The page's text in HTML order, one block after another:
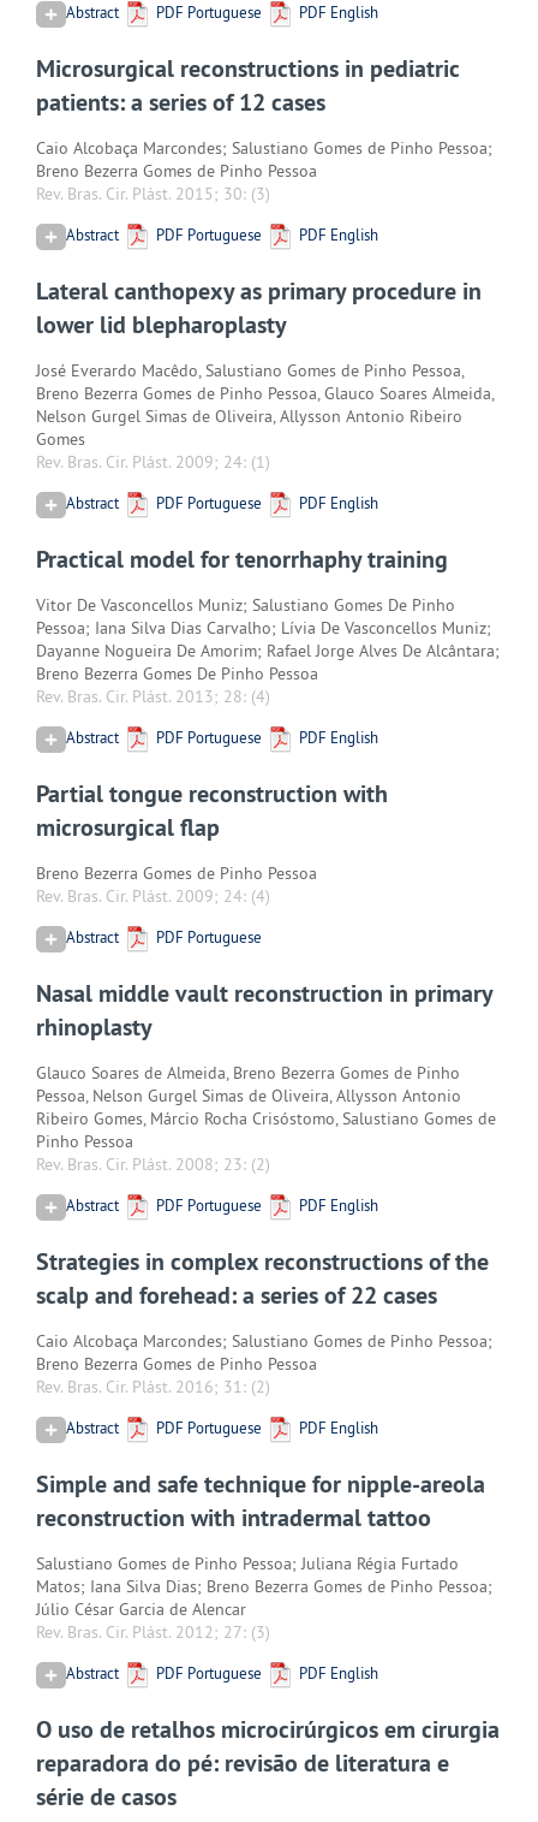
Abstract PDF Portuguese PDF English
Microsurgical reconstructions in pediatric
patients: a series of 12 cases
Caio Alcobaça Marcondes; Salustiano Gomes de Pinho Pessoa;
Breno Bezerra Gomes de Pinho Pessoa
Rev. Bras. Cir. Plást. 2015; 30: (3)
Abstract PDF Portuguese PDF English
Lateral canthopexy as primary procedure in
lower lid blepharoplasty
José Everardo Macêdo, Salustiano Gomes de Pinho Pessoa,
Breno Bezerra Gomes de Pinho Pessoa, Glauco Soares Almeida,
Nelson Gurgel Simas de Oliveira, Allysson Antonio Ribeiro
Gomes
Rev. Bras. Cir. Plást. 2009; 24: (1)
Abstract PDF Portuguese PDF English
Practical model for tenorrhaphy training
Vitor De Vasconcellos Muniz; Salustiano Gomes De Pinho
Pessoa; Iana Silva Dias Carvalho; Lívia De Vasconcellos Muniz;
Dayanne Nogueira De Amorim; Rafael Jorge Alves De Alcântara;
Breno Bezerra Gomes De Pinho Pessoa
Rev. Bras. Cir. Plást. 2013; 28: (4)
Abstract PDF Portuguese PDF English
Partial tongue reconstruction with
microsurgical flap
Breno Bezerra Gomes de Pinho Pessoa
Rev. Bras. Cir. Plást. 2009; 24: (4)
Abstract PDF Portuguese
Nasal middle vault reconstruction in primary
rhinoplasty
Glauco Soares de Almeida, Breno Bezerra Gomes de Pinho
Pessoa, Nelson Gurgel Simas de Oliveira, Allysson Antonio
Ribeiro Gomes, Márcio Rocha Crisóstomo, Salustiano Gomes de
Pinho Pessoa
Rev. Bras. Cir. Plást. 2008; 23: (2)
Abstract PDF Portuguese PDF English
Strategies in complex reconstructions of the
scalp and forehead: a series of 22 cases
Caio Alcobaça Marcondes; Salustiano Gomes de Pinho Pessoa;
Breno Bezerra Gomes de Pinho Pessoa
Rev. Bras. Cir. Plást. 2016; 31: (2)
Abstract PDF Portuguese PDF English
Simple and safe technique for nipple-areola
reconstruction with intradermal tattoo
Salustiano Gomes de Pinho Pessoa; Juliana Régia Furtado
Matos; Iana Silva Dias; Breno Bezerra Gomes de Pinho Pessoa;
Júlio César Garcia de Alencar
Rev. Bras. Cir. Plást. 2012; 27: (3)
Abstract PDF Portuguese PDF English
O uso de retalhos microcirúrgicos em cirurgia
reparadora do pé: revisão de literatura e
série de casos